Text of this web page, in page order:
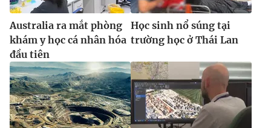
Australia ra mắt phòng
khám y học cá nhân hóa
đầu tiên
Học sinh nổ súng tại
trường học ở Thái Lan